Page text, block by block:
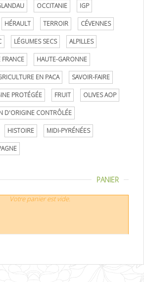
OCCITANIE IGP
HÉRAULT TERROIR CÉVENNES
LÉGUMES SECS ALPILLES
HAUTE-GARONNE
EN PACA SAVOIR-FAIRE
PROTÉGÉE FRUIT OLIVES AOP
D'ORIGINE CONTRÔLÉE
HISTOIRE MIDI-PYRÉNÉES
PANIER
Votre panier est vide.